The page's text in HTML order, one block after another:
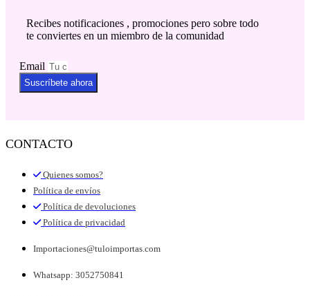
Recibes notificaciones , promociones pero sobre todo
te conviertes en un miembro de la comunidad
Email
Suscríbete ahora
CONTACTO
Quienes somos?
Política de envíos
Política de devoluciones
Política de privacidad
Importaciones@tuloimportas.com
Whatsapp: 3052750841